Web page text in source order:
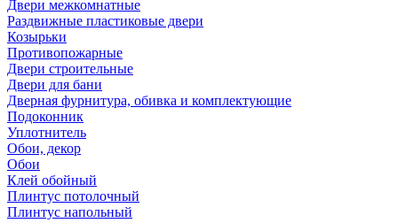
Двери межкомнатные
Раздвижные пластиковые двери
Козырьки
Противопожарные
Двери строительные
Двери для бани
Дверная фурнитура, обивка и комплектующие
Подоконник
Уплотнитель
Обои, декор
Обои
Клей обойный
Плинтус потолочный
Плинтус напольный